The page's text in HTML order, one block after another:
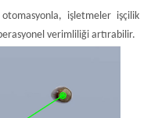
işletmeler işçilik
verimliliği artırabilir.